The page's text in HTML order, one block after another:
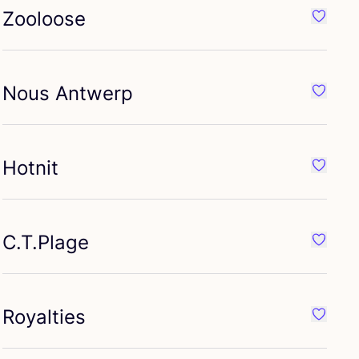
Autry
Zooloose Favorit
LaLa Berlin
Nous Antwerp Favorit
Hannes Roether
Hotnit Favorit
Officine Générale
C.T.Plage Favorit
twentyfourseven
Royalties Favorit